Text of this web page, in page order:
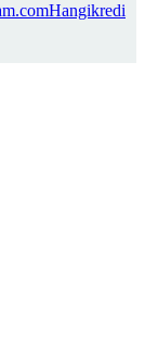
Hangikredi